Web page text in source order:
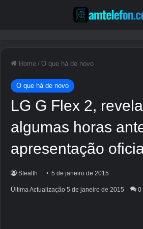
Home / O que há de novo
O que há de novo
LG G Flex 2,
algumas horas
apresentação
Stealth 5 de janeiro de 2015
Última Actualização 5 de janeiro de 2015 0